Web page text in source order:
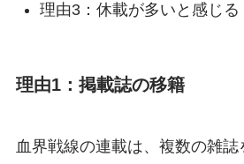
理由3：休載が多いと感じ
理由1：掲載誌の移籍
血界戦線の連載は、複数の雑